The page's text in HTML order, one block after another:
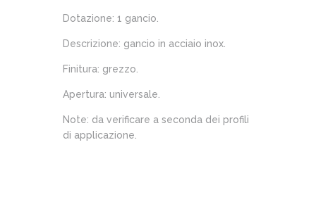
Dotazione: 1 gancio.
Descrizione: gancio in acciaio inox.
Finitura: grezzo.
Apertura: universale.
Note: da verificare a seconda dei profili
di applicazione.